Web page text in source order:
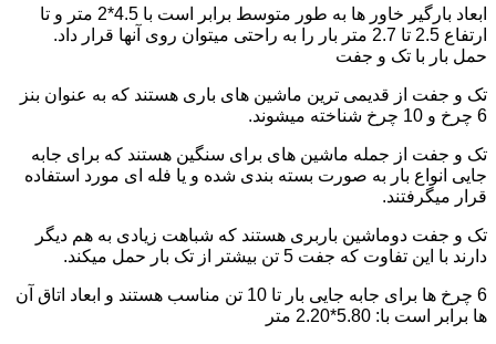
ابعاد بارگیر خاور ها به طور متوسط برابر است با 4.5*2 متر و تا
ارتفاع 2.5 تا 2.7 متر بار را به راحتی میتوان روی آنها قرار داد.
حمل بار با تک و جفت
تک و جفت از قدیمی ترین ماشین های باری هستند که به عنوان بنز
6 چرخ و 10 چرخ شناخته میشوند.
تک و جفت از جمله ماشین های برای سنگین هستند که برای جابه
جایی انواع بار به صورت بسته بندی شده و یا فله ای مورد استفاده
قرار میگرفتند.
تک و جفت دوماشین باربری هستند که شباهت زیادی به هم دیگر
دارند با این تفاوت که جفت 5 تن بیشتر از تک بار حمل میکند.
6 چرخ ها برای جابه جایی بار تا 10 تن مناسب هستند و ابعاد اتاق آن
ها برابر است با: 5.80*2.20 متر